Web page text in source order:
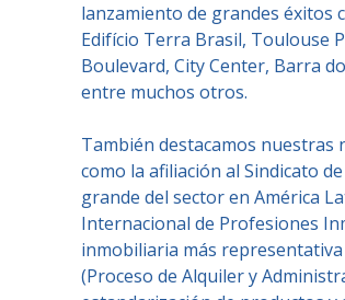
lanzamiento de grandes éxitos
Edifício Terra Brasil, Toulouse
Boulevard, City Center, Barra
entre muchos otros.
También destacamos nuestras
como la afiliación al Sindicato
grande del sector en América
Internacional de Profesiones
inmobiliaria más representativa
(Proceso de Alquiler y